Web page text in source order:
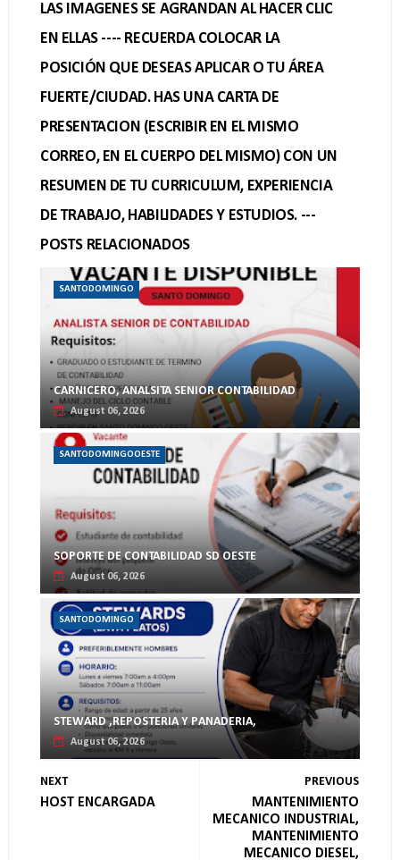
LAS IMAGENES SE AGRANDAN AL HACER CLIC
EN ELLAS ---- RECUERDA COLOCAR LA
POSICIÓN QUE DESEAS APLICAR O TU ÁREA
FUERTE/CIUDAD. HAS UNA CARTA DE
PRESENTACION (ESCRIBIR EN EL MISMO
CORREO, EN EL CUERPO DEL MISMO) CON UN
RESUMEN DE TU CURRICULUM, EXPERIENCIA
DE TRABAJO, HABILIDADES Y ESTUDIOS. ---
POSTS RELACIONADOS
SANTODOMINGO
CARNICERO, ANALSITA SENIOR CONTABILIDAD
August 06, 2026
SANTODOMINGOOESTE
SOPORTE DE CONTABILIDAD SD OESTE
August 06, 2026
SANTODOMINGO
STEWARD ,REPOSTERIA Y PANADERIA,
August 06, 2026
NEXT
HOST ENCARGADA
PREVIOUS
MANTENIMIENTO
MECANICO INDUSTRIAL,
MANTENIMIENTO
MECANICO DIESEL,